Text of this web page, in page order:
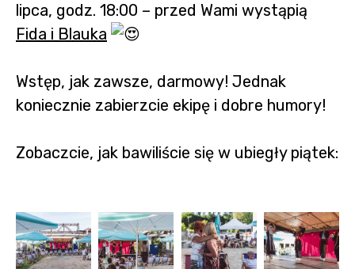
lipca, godz. 18:00 – przed Wami wystąpią
Fida i Blauka
Wstęp, jak zawsze, darmowy! Jednak
koniecznie zabierzcie ekipę i dobre humory!
Zobaczcie, jak bawiliście się w ubiegły piątek: